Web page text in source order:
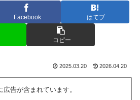
Facebook はてブ
コピー
2025.03.20 2026.04.20
広告が含まれています。